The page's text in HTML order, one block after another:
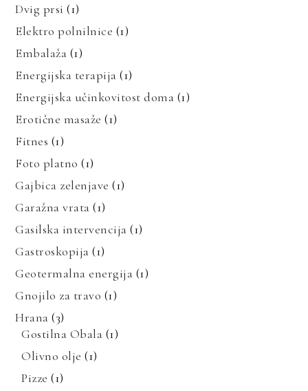
Dvig prsi (1)
Elektro polnilnice (1)
Embalaža (1)
Energijska terapija (1)
Energijska učinkovitost doma (1)
Erotične masaže (1)
Fitnes (1)
Foto platno (1)
Gajbica zelenjave (1)
Garažna vrata (1)
Gasilska intervencija (1)
Gastroskopija (1)
Geotermalna energija (1)
Gnojilo za travo (1)
Hrana (3)
Gostilna Obala (1)
Olivno olje (1)
Pizze (1)